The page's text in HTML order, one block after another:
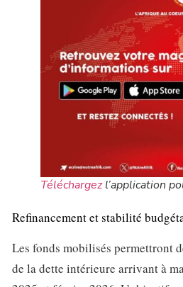
Téléchargezl’application
Refinancement et stabilité
Les fonds mobilisés permettront
de la dette intérieure arrivant à